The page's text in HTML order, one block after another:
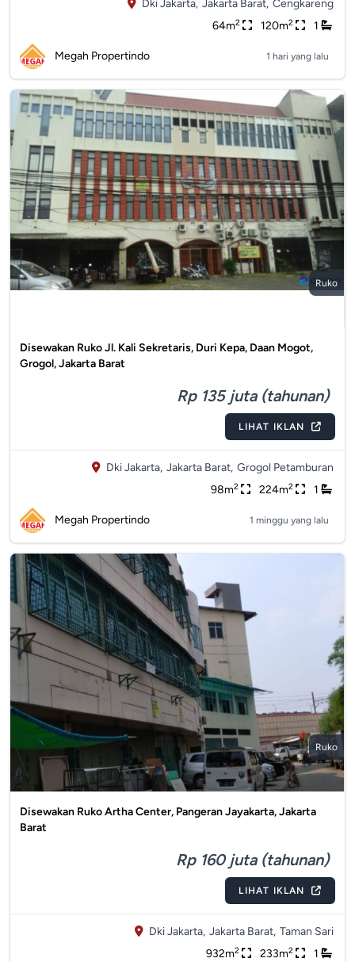
Dki Jakarta, Jakarta Barat, Cengkareng
64m2 120m2 1
Megah Propertindo 1 hari yang lalu
Ruko
Disewakan Ruko Jl. Kali Sekretaris, Duri Kepa, Daan Mogot,
Grogol, Jakarta Barat
Rp 135 juta (tahunan)
LIHAT IKLAN
Dki Jakarta, Jakarta Barat, Grogol Petamburan
98m2 224m2 1
Megah Propertindo 1 minggu yang lalu
Ruko
Disewakan Ruko Artha Center, Pangeran Jayakarta, Jakarta
Barat
Rp 160 juta (tahunan)
LIHAT IKLAN
Dki Jakarta, Jakarta Barat, Taman Sari
932m2 233m2 1